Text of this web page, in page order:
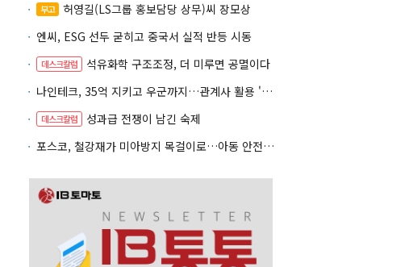
부고
허영길(LS그룹 홍보담당 상무)씨 장모상
엔씨, ESG 선두 굳히고 중국서 실적 반등 시동
데스크칼럼
석유화학 구조조정, 더 미루면 공멸이다
나인테크, 35억 지키고 우군까지…관계사 활용 '1석2조'
데스크칼럼
성과급 전쟁이 남긴 숙제
포스코, 철강재가 미아방지 목걸이로…아동 안전망 넓힌다